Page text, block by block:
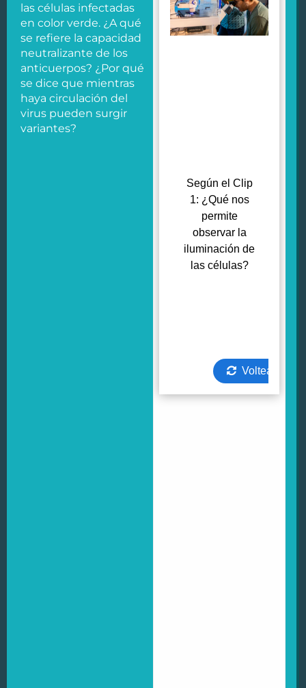
las células infectadas
en color verde. ¿A qué
se refiere la capacidad
neutralizante de los
anticuerpos? ¿Por qué
se dice que mientras
haya circulación del
virus pueden surgir
variantes?